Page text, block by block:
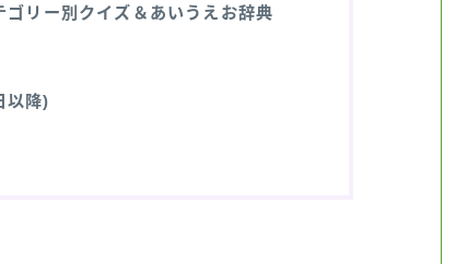
リー別クイズ＆あいうえお辞典
以降)